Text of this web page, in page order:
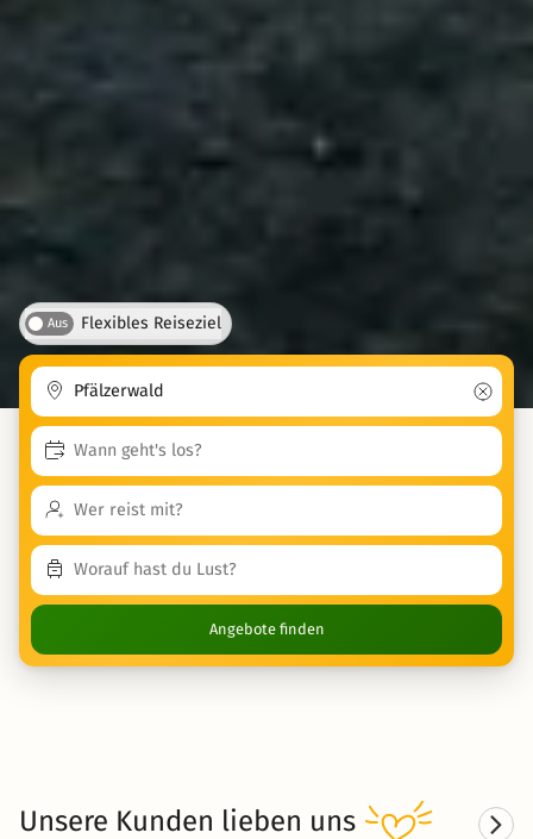
Aus Flexibles Reiseziel
Angebote finden
Unsere Kunden lieben uns